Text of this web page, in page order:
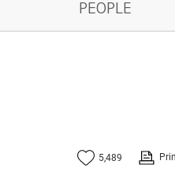
PEOPLE
5,489